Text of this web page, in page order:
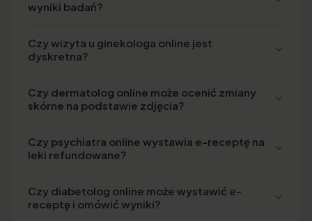
wyniki badań?
Czy wizyta u ginekologa online jest
dyskretna?
Czy dermatolog online może ocenić zmiany
skórne na podstawie zdjęcia?
Czy psychiatra online wystawia e-receptę na
leki refundowane?
Czy diabetolog online może wystawić e-
receptę i omówić wyniki?